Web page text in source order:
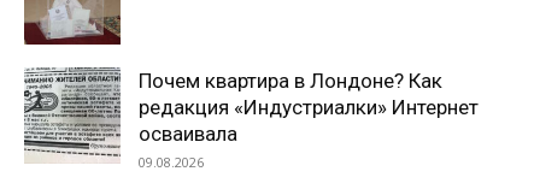
Почем квартира в Лондоне? Как
редакция «Индустриалки» Интернет
осваивала
09.08.2026